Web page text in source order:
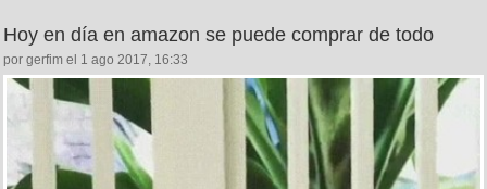
Hoy en día en amazon se puede comprar de todo
por gerfim el 1 ago 2017, 16:33